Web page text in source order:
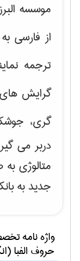
موسسه
از فارسی
ترجمه
گرایش های
گری،
دربر می
متالوژی
جدید به
واژه نامه
حروف الفبا